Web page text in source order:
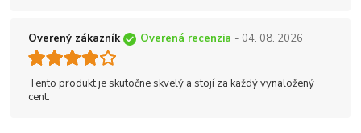
Overený zákazník Overená recenzia - 04. 08. 2026
Tento produkt je skutočne skvelý a stojí za každý vynaložený
cent.